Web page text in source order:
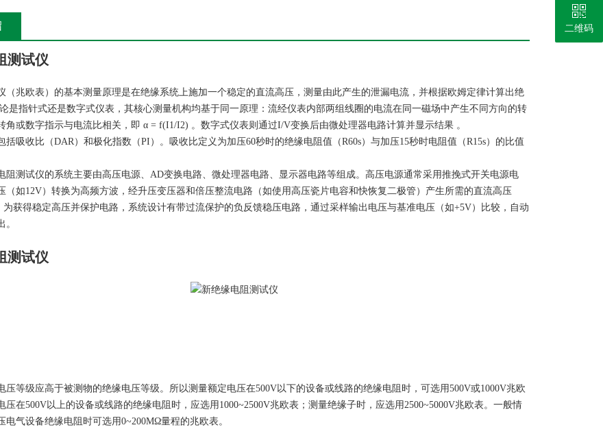
测试仪
（兆欧表）的基本测量原理是在绝缘系统上施加一个稳定的直流高压，测量由此产生的泄漏电流，并根据欧姆定律计算出绝
是指针式还是数字式仪表，其核心测量机构均基于同一原理：流经仪表内部两组线圈的电流在同一磁场中产生不同方向的转
角或数字指示与电流比相关，即 α = f(I1/I2) 。数字式仪表则通过I/V变换后由微处理器电路计算并显示结果 。
括吸收比（DAR）和极化指数（PI）。吸收比定义为加压60秒时的绝缘电阻值（R60s）与加压15秒时电阻值（R15s）的比值
阻测试仪的系统主要由高压电源、AD变换电路、微处理器电路、显示器电路等组成。高压电源通常采用推挽式开关电源电
（如12V）转换为高频方波，经升压变压器和倍压整流电路（如使用高压瓷片电容和快恢复二极管）产生所需的直流高压
为获得稳定高压并保护电路，系统设计有带过流保护的负反馈稳压电路，通过采样输出电压与基准电压（如+5V）比较，自动
。
测试仪
压等级应高于被测物的绝缘电压等级。所以测量额定电压在500V以下的设备或线路的绝缘电阻时，可选用500V或1000V兆欧
压在500V以上的设备或线路的绝缘电阻时，应选用1000~2500V兆欧表；测量绝缘子时，应选用2500~5000V兆欧表。一般情
电气设备绝缘电阻时可选用0~200MΩ量程的兆欧表。
二维码